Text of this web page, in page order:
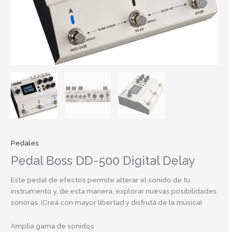
Pedales
Pedal Boss DD-500 Digital Delay
Este pedal de efectos permite alterar el sonido de tu
instrumento y, de esta manera, explorar nuevas posibilidades
sonoras. ¡Creá con mayor libertad y disfrutá de la música!
Amplia gama de sonidos